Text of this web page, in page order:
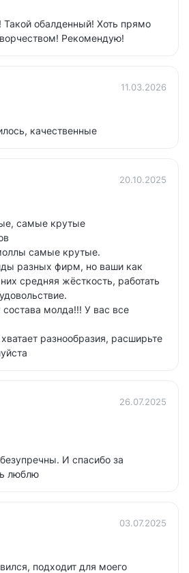
обалденный! Хоть прямо
Рекомендую!
11.03.2026
качественные
20.10.2025
самые крутые
самые крутые.
разных фирм, но ваши как
средняя жёсткость, работать
молда!!! У вас все
разнообразия, расширьте
26.07.2025
И спасибо за
люблю
03.07.2025
подходит для моего